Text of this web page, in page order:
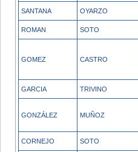
SANTANA OYARZO
ROMAN SOTO
GOMEZ CASTRO
GARCIA TRIVINO
GONZÁLEZ MUÑOZ
CORNEJO SOTO